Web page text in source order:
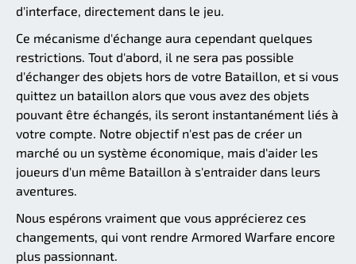
d'interface, directement dans le jeu.
Ce mécanisme d'échange aura cependant quelques
restrictions. Tout d'abord, il ne sera pas possible
d'échanger des objets hors de votre Bataillon, et si vous
quittez un bataillon alors que vous avez des objets
pouvant être échangés, ils seront instantanément liés à
votre compte. Notre objectif n'est pas de créer un
marché ou un système économique, mais d'aider les
joueurs d'un même Bataillon à s'entraider dans leurs
aventures.
Nous espérons vraiment que vous apprécierez ces
changements, qui vont rendre Armored Warfare encore
plus passionnant.